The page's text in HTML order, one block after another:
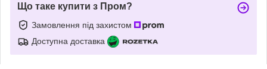
Що таке купити з Пром?
Замовлення під захистом
Доступна доставка